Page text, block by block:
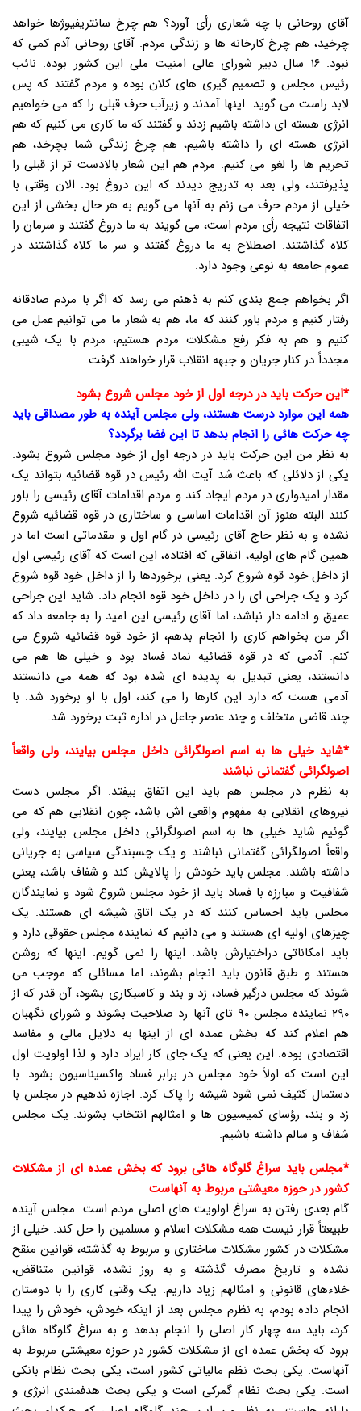
آقای روحانی با چه شعاری رأی آورد؟ هم چرخ سانتریفیوژها خواهد
چرخید، هم چرخ کارخانه ها و زندگی مردم. آقای روحانی آدم کمی که
نبود. ۱۶ سال دبیر شورای عالی امنیت ملی این کشور بوده. نائب
رئیس مجلس و تصمیم گیری های کلان بوده و مردم گفتند که پس
لابد راست می گوید. اینها آمدند و زیرآب حرف قبلی را که می خواهیم
انرژی هسته ای داشته باشیم زدند و گفتند که ما کاری می کنیم که هم
انرژی هسته ای را داشته باشیم، هم چرخ زندگی شما بچرخد، هم
تحریم ها را لغو می کنیم. مردم هم این شعار بالادست تر از قبلی را
پذیرفتند، ولی بعد به تدریج دیدند که این دروغ بود. الان وقتی با
خیلی از مردم حرف می زنم به آنها می گویم به هر حال بخشی از این
اتفاقات نتیجه رأی مردم است، می گویند به ما دروغ گفتند و سرمان را
کلاه گذاشتند. اصطلاح به ما دروغ گفتند و سر ما کلاه گذاشتند در
عموم جامعه به نوعی وجود دارد.
اگر بخواهم جمع بندی کنم به ذهنم می رسد که اگر با مردم صادقانه
رفتار کنیم و مردم باور کنند که ما، هم به شعار ما می توانیم عمل می
کنیم و هم به فکر رفع مشکلات مردم هستیم، مردم با یک شیبی
مجدداً در کنار جریان و جبهه انقلاب قرار خواهند گرفت.
*این حرکت باید در درجه اول از خود مجلس شروع بشود
همه این موارد درست هستند، ولی مجلس آینده به طور مصداقی باید
چه حرکت هائی را انجام بدهد تا این فضا برگردد؟
به نظر من این حرکت باید در درجه اول از خود مجلس شروع بشود.
یکی از دلائلی که باعث شد آیت الله رئیس در قوه قضائیه بتواند یک
مقدار امیدواری در مردم ایجاد کند و مردم اقدامات آقای رئیسی را باور
کنند البته هنوز آن اقدامات اساسی و ساختاری در قوه قضائیه شروع
نشده و به نظر حاج آقای رئیسی در گام اول و مقدماتی است اما در
همین گام های اولیه، اتفاقی که افتاده، این است که آقای رئیسی اول
از داخل خود قوه شروع کرد. یعنی برخوردها را از داخل خود قوه شروع
کرد و یک جراحی ای را در داخل خود قوه انجام داد. شاید این جراحی
عمیق و ادامه دار نباشد، اما آقای رئیسی این امید را به جامعه داد که
اگر من بخواهم کاری را انجام بدهم، از خود قوه قضائیه شروع می
کنم. آدمی که در قوه قضائیه نماد فساد بود و خیلی ها هم می
دانستند، یعنی تبدیل به پدیده ای شده بود که همه می دانستند
آدمی هست که دارد این کارها را می کند، اول با او برخورد شد. با
چند قاضی متخلف و چند عنصر جاعل در اداره ثبت برخورد شد.
*شاید خیلی ها به اسم اصولگرائی داخل مجلس بیایند، ولی واقعاً
اصولگرائی گفتمانی نباشند
به نظرم در مجلس هم باید این اتفاق بیفتد. اگر مجلس دست
نیروهای انقلابی به مفهوم واقعی اش باشد، چون انقلابی هم که می
گوئیم شاید خیلی ها به اسم اصولگرائی داخل مجلس بیایند، ولی
واقعاً اصولگرائی گفتمانی نباشند و یک چسبندگی سیاسی به جریانی
داشته باشند. مجلس باید خودش را پالایش کند و شفاف باشد، یعنی
شفافیت و مبارزه با فساد باید از خود مجلس شروع شود و نمایندگان
مجلس باید احساس کنند که در یک اتاق شیشه ای هستند. یک
چیزهای اولیه ای هستند و می دانیم که نماینده مجلس حقوقی دارد و
باید امکاناتی دراختیارش باشد. اینها را نمی گویم. اینها که روشن
هستند و طبق قانون باید انجام بشوند، اما مسائلی که موجب می
شوند که مجلس درگیر فساد، زد و بند و کاسبکاری بشود، آن قدر که از
۲۹۰ نماینده مجلس ۹۰ تای آنها رد صلاحیت بشوند و شورای نگهبان
هم اعلام کند که بخش عمده ای از اینها به دلایل مالی و مفاسد
اقتصادی بوده. این یعنی که یک جای کار ایراد دارد و لذا اولویت اول
این است که اولاً خود مجلس در برابر فساد واکسیناسیون بشود. با
دستمال کثیف نمی شود شیشه را پاک کرد. اجازه ندهیم در مجلس با
زد و بند، رؤسای کمیسیون ها و امثالهم انتخاب بشوند. یک مجلس
شفاف و سالم داشته باشیم.
*مجلس باید سراغ گلوگاه هائی برود که بخش عمده ای از مشکلات
کشور در حوزه معیشتی مربوط به آنهاست
گام بعدی رفتن به سراغ اولویت های اصلی مردم است. مجلس آینده
طبیعتاً قرار نیست همه مشکلات اسلام و مسلمین را حل کند. خیلی از
مشکلات در کشور مشکلات ساختاری و مربوط به گذشته، قوانین منقح
نشده و تاریخ مصرف گذشته و به روز نشده، قوانین متناقض،
خلاءهای قانونی و امثالهم زیاد داریم. یک وقتی کاری را با دوستان
انجام داده بودم، به نظرم مجلس بعد از اینکه خودش، خودش را پیدا
کرد، باید سه چهار کار اصلی را انجام بدهد و به سراغ گلوگاه هائی
برود که بخش عمده ای از مشکلات کشور در حوزه معیشتی مربوط به
آنهاست. یکی بحث نظم مالیاتی کشور است، یکی بحث نظام بانکی
است. یکی بحث نظام گمرکی است و یکی بحث هدفمندی انرژی و